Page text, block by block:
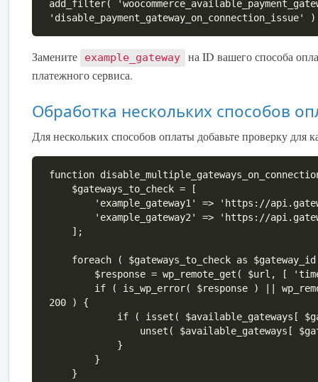
add_filter(
'disable_payment_gateway_on_connection_issue'
Замените example_gateway
на ID вашего способа
платежного сервиса.
Обработка нескольких способов
Для нескольких способов оплаты добавьте проверку для
function
200 ) {